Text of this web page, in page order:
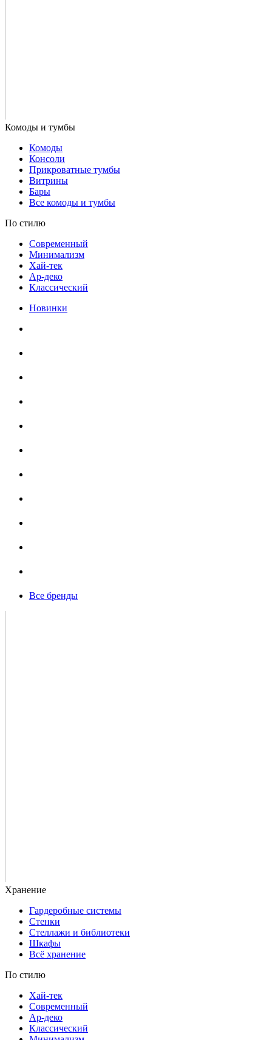
Комоды
Консоли
Прикроватные тумбы
Витрины
Бары
Гардеробные системы
Стенки
Стеллажи и библиотеки
Шкафы